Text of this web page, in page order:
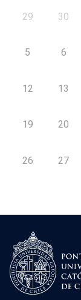
29 30
5 6
12 13
19 20
26 27